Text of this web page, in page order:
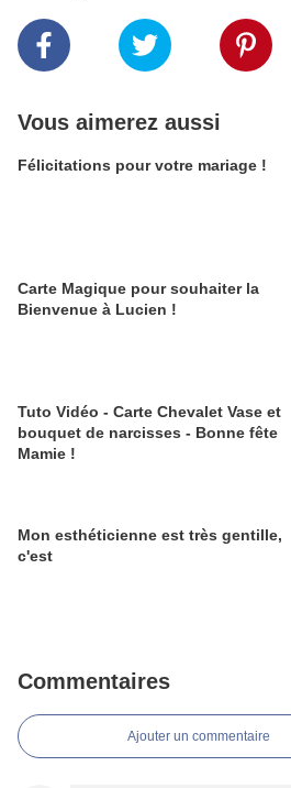
Vous aimerez aussi
Félicitations pour votre mariage !
Carte Magique pour souhaiter la
Bienvenue à Lucien !
Tuto Vidéo - Carte Chevalet Vase et
bouquet de narcisses - Bonne fête
Mamie !
Mon esthéticienne est très gentille,
c'est
Commentaires
Ajouter un commentaire